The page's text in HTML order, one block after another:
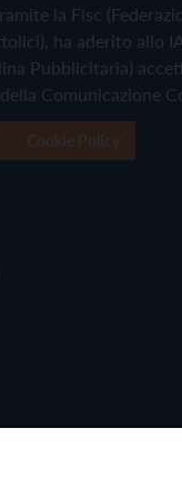
la Fisc
ha aderito allo
Pubblicitaria)
Comunicazione